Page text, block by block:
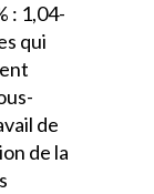
: 1,04-
qui
de
de la